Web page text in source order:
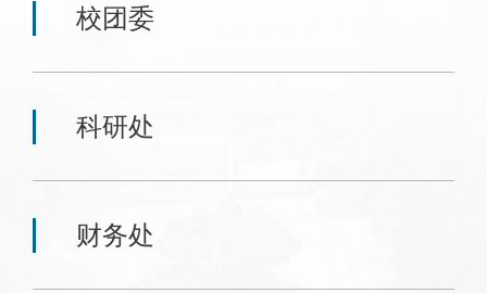
校团委
科研处
财务处